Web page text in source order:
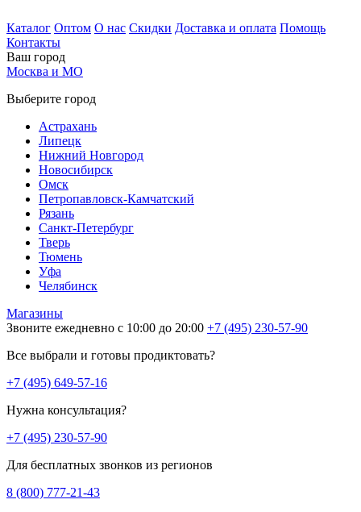
Каталог Оптом О нас Скидки Доставка и оплата Помощь
Контакты
Ваш город
Москва и МО
Выберите город
Астрахань
Липецк
Нижний Новгород
Новосибирск
Омск
Петропавловск-Камчатский
Рязань
Санкт-Петербург
Тверь
Тюмень
Уфа
Челябинск
Магазины
Звоните ежедневно с 10:00 до 20:00 +7 (495) 230-57-90
Все выбрали и готовы продиктовать?
+7 (495) 649-57-16
Нужна консультация?
+7 (495) 230-57-90
Для бесплатных звонков из регионов
8 (800) 777-21-43